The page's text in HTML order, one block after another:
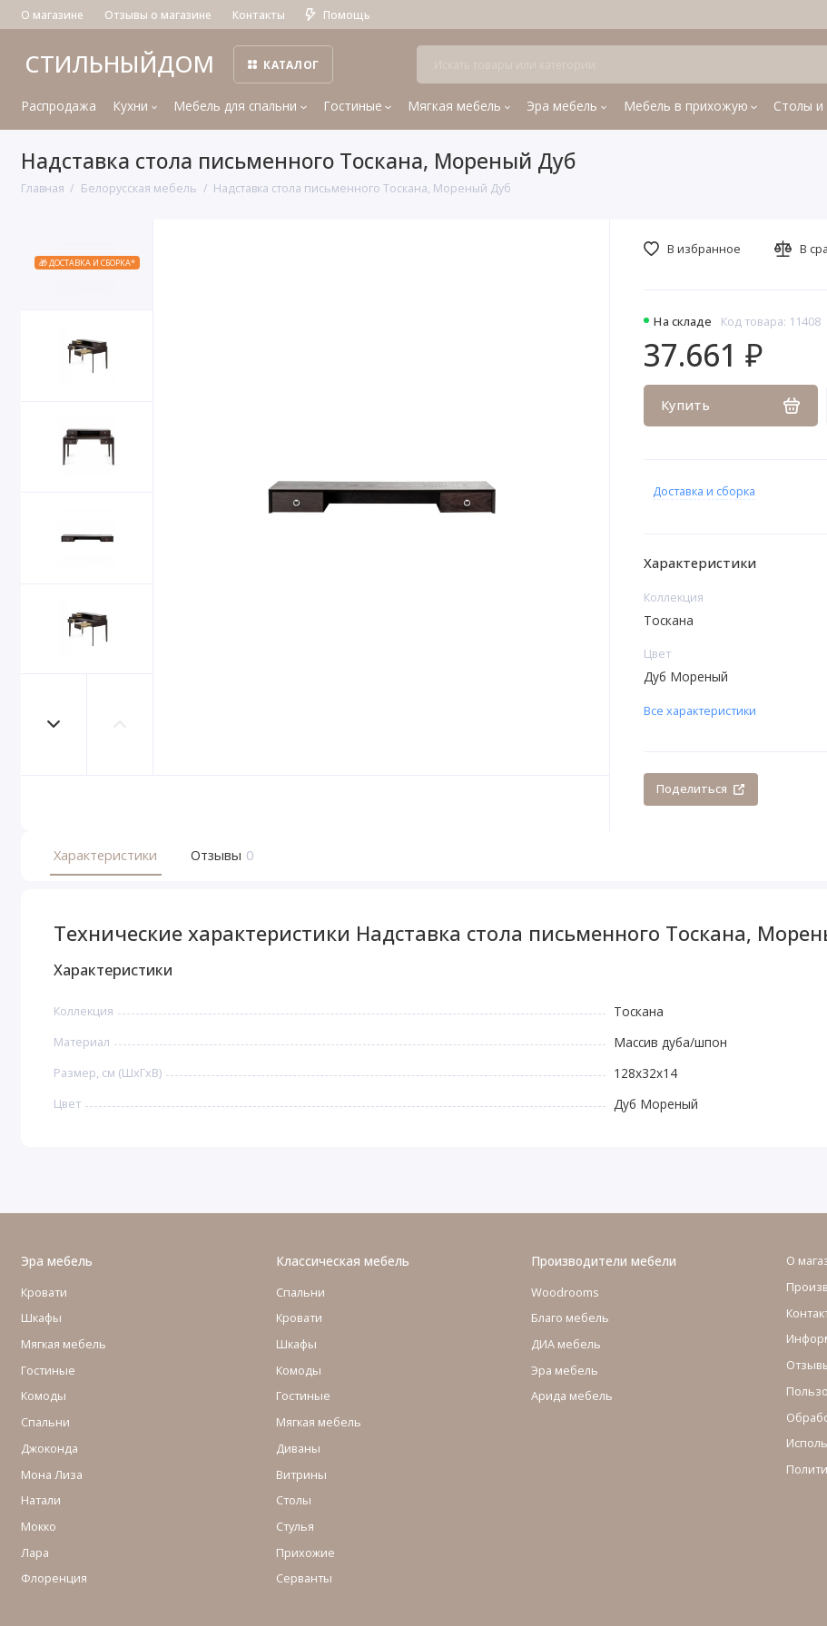
О магазине Отзывы о магазине Контакты Помощь
СТИЛЬНЫЙДОМ КАТАЛОГ
Распродажа Кухни Мебель для спальни Гостиные Мягкая мебель Эра мебель Мебель в прихожую Столы и
Надставка стола письменного Тоскана, Мореный Дуб
Главная Белорусская мебель Надставка стола письменного Тоскана, Мореный Дуб
🎁 ДОСТАВКА И СБОРКА*
На складе Код товара: 11408
37.661 ₽
Купить
В избранное В
Доставка и сборка
Характеристики
Коллекция
Тоскана
Цвет
Дуб Мореный
Все характеристики
Поделиться
Характеристики Отзывы 0
Технические характеристики Надставка стола письменного Тоскана,
Характеристики
Коллекция Тоскана
Материал Массив дуба/шпон
Размер, см (ШхГхВ) 128х32х14
Цвет Дуб Мореный
Эра мебель
Кровати
Шкафы
Мягкая мебель
Гостиные
Комоды
Cпальни
Джоконда
Мона Лиза
Натали
Мокко
Лара
Флоренция
Классическая мебель
Спальни
Кровати
Шкафы
Комоды
Гостиные
Мягкая мебель
Диваны
Витрины
Столы
Стулья
Прихожие
Серванты
Производители мебели
Woodrooms
Благо мебель
ДИА мебель
Эра мебель
Арида мебель
О